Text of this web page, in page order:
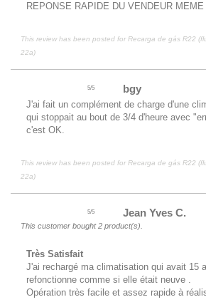
REPONSE RAPIDE DU VENDEUR
This review has been posted forRecarga de gás R22
22a)
5/5 bgy
J'ai fait un complément de charge d'une
qui stoppait au bout de 3/4 d'heure avec
c'est OK.
This review has been posted forRecarga de gás R22
22a)
5/5 Jean Yves C.
This customer bought 2 product(s).
Très Satisfait
J'ai rechargé ma climatisation qui avait 15
refonctionne comme si elle était neuve .
Opération très facile et assez rapide à